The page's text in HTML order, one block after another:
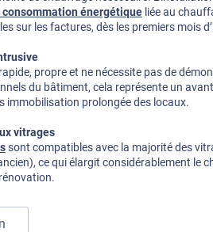
énergétiqueliée au
sur les factures, dès les premiers mois
propre et ne nécessite pas de
du bâtiment, cela représente un
immobilisation prolongée des locaux.
vitrages
sont compatibles avec la majorité des
ce qui élargit considérablement le